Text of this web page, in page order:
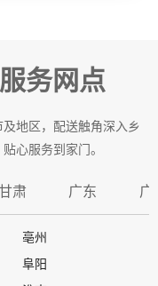
务网点
地区，配送触角深入乡
心服务到家门。
肃 广东 广
亳州
阜阳